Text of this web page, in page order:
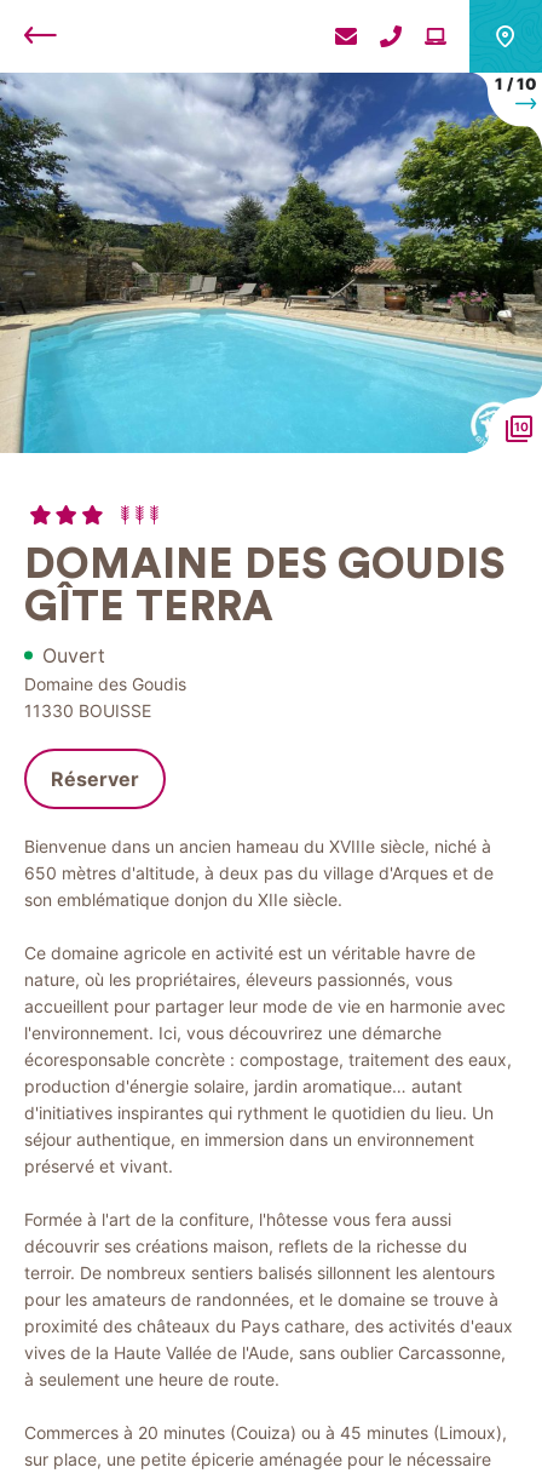
Retour
1 /10
10
DOMAINE DES GOUDIS
GÎTE TERRA
Ouvert
Domaine des Goudis
11330 BOUISSE
Réserver
Bienvenue dans un ancien hameau du XVIIIe siècle, niché à
650 mètres d'altitude, à deux pas du village d'Arques et de
son emblématique donjon du XIIe siècle.
Ce domaine agricole en activité est un véritable havre de
nature, où les propriétaires, éleveurs passionnés, vous
accueillent pour partager leur mode de vie en harmonie avec
l'environnement. Ici, vous découvrirez une démarche
écoresponsable concrète : compostage, traitement des eaux,
production d'énergie solaire, jardin aromatique… autant
d'initiatives inspirantes qui rythment le quotidien du lieu. Un
séjour authentique, en immersion dans un environnement
préservé et vivant.
Formée à l'art de la confiture, l'hôtesse vous fera aussi
découvrir ses créations maison, reflets de la richesse du
terroir. De nombreux sentiers balisés sillonnent les alentours
pour les amateurs de randonnées, et le domaine se trouve à
proximité des châteaux du Pays cathare, des activités d'eaux
vives de la Haute Vallée de l'Aude, sans oublier Carcassonne,
à seulement une heure de route.
Commerces à 20 minutes (Couiza) ou à 45 minutes (Limoux),
sur place, une petite épicerie aménagée pour le nécessaire